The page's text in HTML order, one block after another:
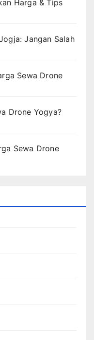
Harga & Tips
Jangan Salah
Sewa Drone
Drone Yogya?
Sewa Drone